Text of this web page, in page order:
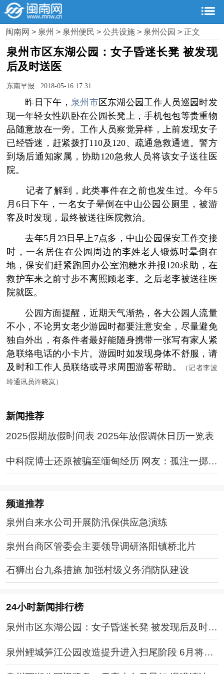
闽南网> 泉州> 泉州便民>公共设施> 泉州公园> 正文
泉州市区东湖公园：女子昏迷长凳 被发现
后及时送医
东南早报 2018-05-16 17:31
­ 昨日下午， 泉州市区东湖公园工作人员巡园时发
现一年轻女性趴卧在公园长凳上，手机包包等贵重物
品随意放在一旁。工作人员察觉异样，上前发现女子
已经昏迷，赶紧拨打110及120、疏通急救通道。警方
到场后通知家属，协助120急救人员将该女子送往医
院。
­ 记者了解到，此类事件在之前也发生过。今年5
月6日下午，一名女子晕倒在中山公园公厕里，被游
客及时发现，最终被送往医院救治。
­ 去年5月23日早上7点多，中山公园保安工作交接
时，一名居住在公园周边的李姓老人锻炼时晕倒在
地，保安们赶紧跑回办公室泡糖水并报120求助，在
救护车来之前寸步不离照顾老李。之后老李被送往医
院就医。
­ 公园方面提醒，近期天气渐热，各大公园人流量
不小，不论男女老少游园时都要注意安全，尽量避免
独自外出，有条件者最好能随身携带一张写有家人紧
急联络电话的小卡片。游园时如发现身体不舒服，请
及时和工作人员联络或寻求周围游客帮助。
（记者李波
玲通讯员许晓岚）
新闻推荐
2025假期放假时间表 2025年放假调休日历一览表
中科院博士还原被骗至缅甸经历 网友：孤注一掷现
实版
频道推荐
泉州自来水公司开展防汛保供应急演练
泉州台商区管委会主要领导调研洛阳镇桥北片
石狮出台九条措施 加强村级义务消防队建设
24小时新闻排行榜
泉州市区东湖公园：女子昏迷长凳 被发现后及时送
医
泉州鲤城笋江公园改造提升进入扫尾阶段 6月将全
面开放